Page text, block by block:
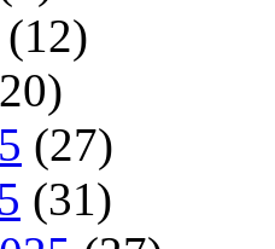
(12)
(27)
(31)